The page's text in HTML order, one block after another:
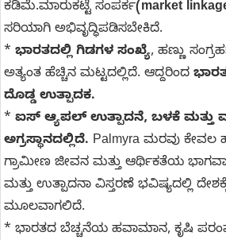
ಕಡಿಮೆ.ಮಾರುಕಟ್ಟೆ ಸಂಪರ್ಕ(market
ಸರಿಯಾಗಿ ಅಭಿವೃದ್ಧಿಪಡಿಸಬೇಕಿದೆ.
* ಭಾರತದಲ್ಲಿ ಗಿಡಗಳ ಸಂಖ್ಯೆ, ಹಣ್ಣು
ಅತ್ಯಂತ ಹೆಚ್ಚಿನ ಮಟ್ಟದಲ್ಲಿದೆ. ಆದ್ದರಿಂದ
ದೊಡ್ಡ ಉತ್ಪಾದಕ.
* ಐಸ್ ಆ್ಯಪಲ್ ಉತ್ಪಾದನೆ, ಬಳಕೆ ಮತ್ತು
ಅಗ್ರಸ್ಥಾನದಲ್ಲಿದೆ. Palmyra ಮರವು ಕೇವಲ
ಗ್ರಾಮೀಣ ಜೀವನ ಮತ್ತು ಆರ್ಥಿಕತೆಯ
ಮತ್ತು ಉತ್ಪಾದನಾ ವಿಸ್ತರಣೆ ಭವಿಷ್ಯದಲ್ಲಿ
ಮೂಲವಾಗಲಿದೆ.
* ಭಾರತದ ಬೆಚ್ಚನೆಯ ಹವಾಮಾನ, ಕೃಷಿ